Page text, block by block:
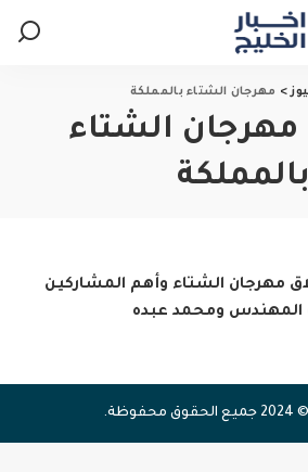
> مهرجان الشتاء بالمملكة
مهرجان الشتاء
بالمملكة
مهرجان الشتاء وأهم المشاركين
المهندس ومحمد عبده